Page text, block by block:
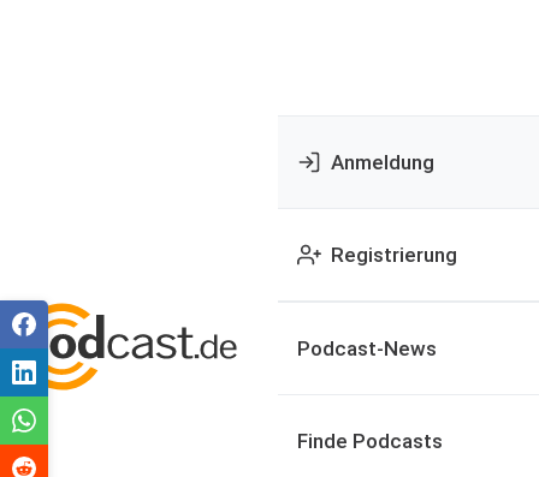
Anmeldung
Registrierung
Podcast-News
Finde Podcasts